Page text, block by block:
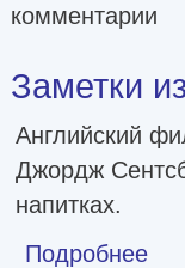
комментарии
Заметки
Английский
Джордж
напитках.
Подробнее о